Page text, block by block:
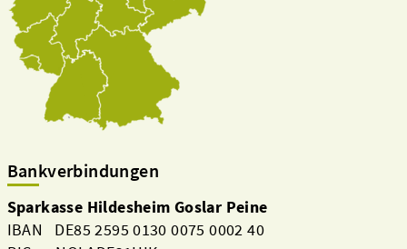
Bankverbindungen
Sparkasse Hildesheim Goslar Peine
IBAN DE85 2595 0130 0075 0002 40